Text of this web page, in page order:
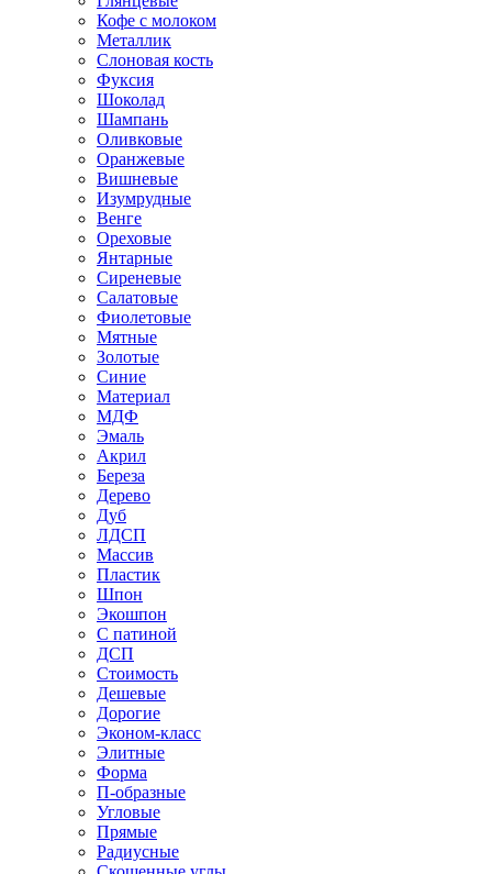
Кофе с молоком
Металлик
Слоновая кость
Фуксия
Шоколад
Шампань
Оливковые
Оранжевые
Вишневые
Изумрудные
Венге
Ореховые
Янтарные
Сиреневые
Салатовые
Фиолетовые
Мятные
Золотые
Синие
Материал
МДФ
Эмаль
Акрил
Береза
Дерево
Дуб
ЛДСП
Массив
Пластик
Шпон
Экошпон
С патиной
ДСП
Стоимость
Дешевые
Дорогие
Эконом-класс
Элитные
Форма
П-образные
Угловые
Прямые
Радиусные